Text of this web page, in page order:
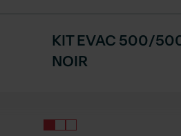
KIT EVAC 500/
NOIR